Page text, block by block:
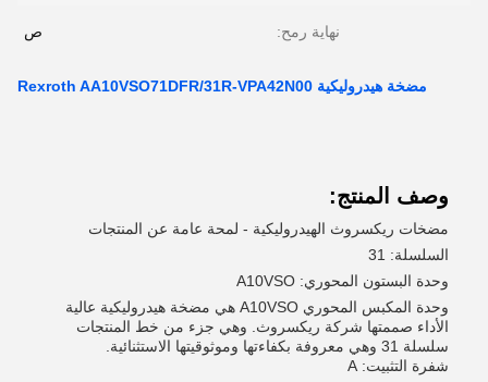
نهاية رمح: ص
مضخة هيدروليكية Rexroth AA10VSO71DFR/31R-VPA42N00
وصف المنتج:
مضخات ريكسروث الهيدروليكية - لمحة عامة عن المنتجات
السلسلة: 31
وحدة البستون المحوري: A10VSO
وحدة المكبس المحوري A10VSO هي مضخة هيدروليكية عالية
الأداء صممتها شركة ريكسروث. وهي جزء من خط المنتجات
سلسلة 31 وهي معروفة بكفاءتها وموثوقيتها الاستثنائية.
شفرة التثبيت: A